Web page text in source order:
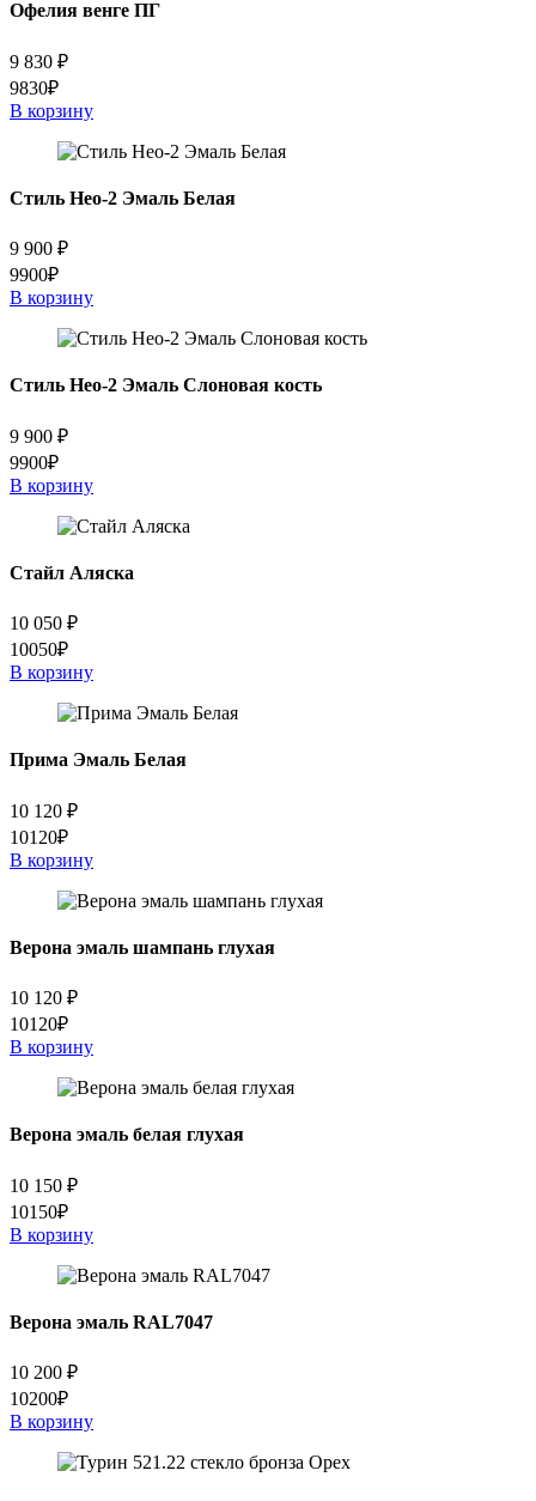
Офелия венге ПГ
9 830 ₽
9830₽
В корзину
Стиль Нео-2 Эмаль Белая
9 900 ₽
9900₽
В корзину
Стиль Нео-2 Эмаль Слоновая кость
9 900 ₽
9900₽
В корзину
Стайл Аляска
10 050 ₽
10050₽
В корзину
Прима Эмаль Белая
10 120 ₽
10120₽
В корзину
Верона эмаль шампань глухая
10 120 ₽
10120₽
В корзину
Верона эмаль белая глухая
10 150 ₽
10150₽
В корзину
Верона эмаль RAL7047
10 200 ₽
10200₽
В корзину